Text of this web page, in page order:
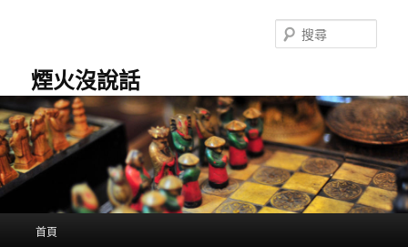
容
煙火沒說話
尋
首頁